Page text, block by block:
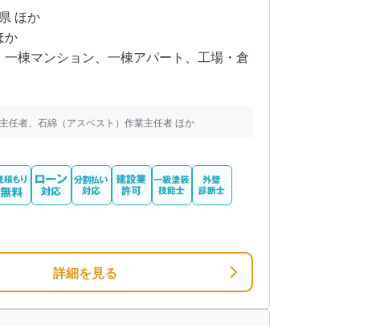
ほか
か
棟マンション、一棟アパート、工場・倉
任者、石綿（アスベスト）作業主任者 ほか
詳細を見る